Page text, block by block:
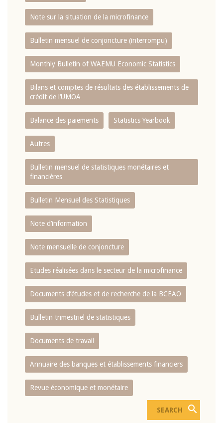
Note sur la situation de la microfinance
Bulletin mensuel de conjoncture (interrompu)
Monthly Bulletin of WAEMU Economic Statistics
Bilans et comptes de résultats des établissements de
crédit de l‘UMOA
Balance des paiements Statistics Yearbook
Autres
Bulletin mensuel de statistiques monétaires et
financières
Bulletin Mensuel des Statistiques
Note d’information
Note mensuelle de conjoncture
Etudes réalisées dans le secteur de la microfinance
Documents d’études et de recherche de la BCEAO
Bulletin trimestriel de statistiques
Documents de travail
Annuaire des banques et établissements financiers
Revue économique et monétaire